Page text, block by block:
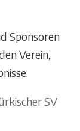
Sponsoren
Verein,